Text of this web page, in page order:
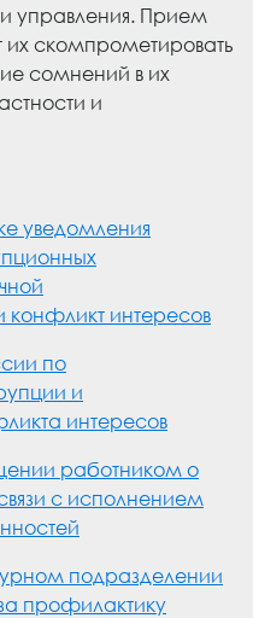
управления. Прием
скомпрометировать
сомнений в их
и
уведомления
конфликт интересов
по
и
интересов
работником о
с исполнением
подразделении
профилактику